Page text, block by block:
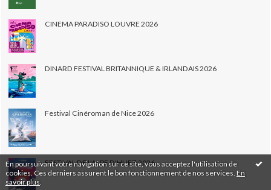
En poursuivant votre navigation sur ce site, vous acceptez l'utilisation de
cookies. Ces derniers assurent le bon fonctionnement de nos services. En
savoir plus
CINEMA PARADISO LOUVRE 2026
DINARD FESTIVAL BRITANNIQUE & IRLANDAIS 2026
Festival Cinéroman de Nice 2026
FESTIVAL DE L'ALPE D'HUEZ 2026